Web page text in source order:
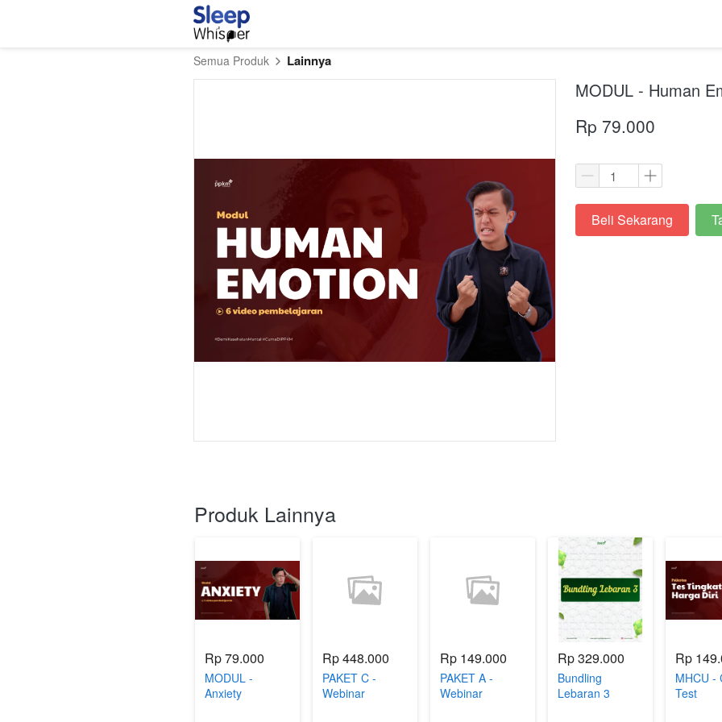
Semua Produk Lainnya
MODUL - Human
Rp 79.000
`Beli Sekarang `
Produk Lainnya
Rp 79.000
MODUL -
Anxiety
Rp 448.000
PAKET C -
Webinar
Rp 149.000
PAKET A -
Webinar
Rp 329.000
Bundling
Lebaran 3
Rp
MHCU -
Test